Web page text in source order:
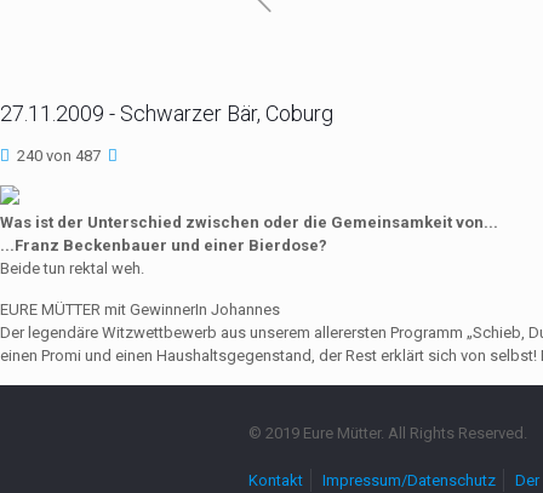
27.11.2009 - Schwarzer Bär, Coburg
240 von 487
Was ist der Unterschied zwischen oder die Gemeinsamkeit von...
...Franz Beckenbauer und einer Bierdose?
Beide tun rektal weh.
EURE MÜTTER mit GewinnerIn Johannes
Der legendäre Witzwettbewerb aus unserem allerersten Programm „Schieb,
einen Promi und einen Haushaltsgegenstand, der Rest erklärt sich von
© 2019 Eure Mütter. All Rights Reserved.
Kontakt Impressum/Datenschutz